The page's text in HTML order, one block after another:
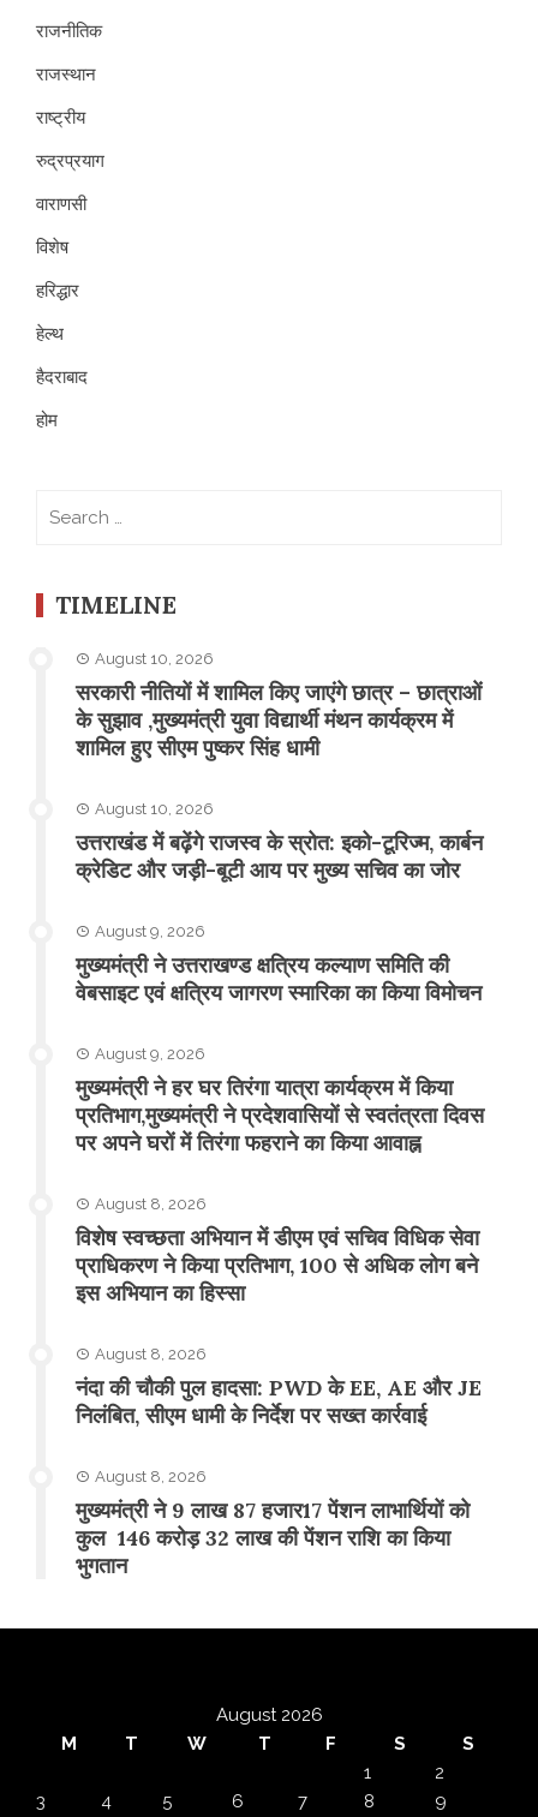
राजनीतिक
राजस्थान
राष्ट्रीय
रुद्रप्रयाग
वाराणसी
विशेष
हरिद्धार
हेल्थ
हैदराबाद
होम
TIMELINE
August 10, 2026
सरकारी नीतियों में शामिल किए जाएंगे छात्र – छात्राओं
के सुझाव ,मुख्यमंत्री युवा विद्यार्थी मंथन कार्यक्रम में
शामिल हुए सीएम पुष्कर सिंह धामी
August 10, 2026
उत्तराखंड में बढ़ेंगे राजस्व के स्रोत: इको-टूरिज्म, कार्बन
क्रेडिट और जड़ी-बूटी आय पर मुख्य सचिव का जोर
August 9, 2026
मुख्यमंत्री ने उत्तराखण्ड क्षत्रिय कल्याण समिति की
वेबसाइट एवं क्षत्रिय जागरण स्मारिका का किया विमोचन
August 9, 2026
मुख्यमंत्री ने हर घर तिरंगा यात्रा कार्यक्रम में किया
प्रतिभाग,मुख्यमंत्री ने प्रदेशवासियों से स्वतंत्रता दिवस
पर अपने घरों में तिरंगा फहराने का किया आवाह्न
August 8, 2026
विशेष स्वच्छता अभियान में डीएम एवं सचिव विधिक सेवा
प्राधिकरण ने किया प्रतिभाग, 100 से अधिक लोग बने
इस अभियान का हिस्सा
August 8, 2026
नंदा की चौकी पुल हादसा: PWD के EE, AE और JE
निलंबित, सीएम धामी के निर्देश पर सख्त कार्रवाई
August 8, 2026
मुख्यमंत्री ने 9 लाख 87 हजार17 पेंशन लाभार्थियों को
कुल 146 करोड़ 32 लाख की पेंशन राशि का किया
भुगतान
August 2026
M
T W T F S
S
1
2
3
4 5 6 7 8
9